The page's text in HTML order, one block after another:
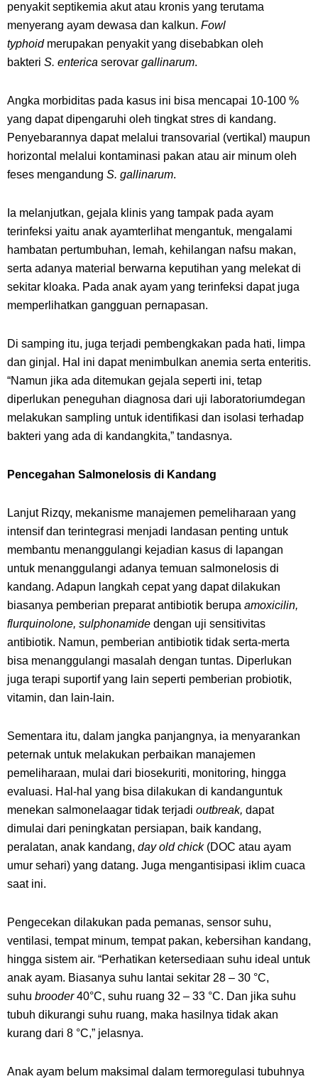
penyakit septikemia akut atau kronis yang terutama
menyerang ayam dewasa dan kalkun. Fowl
typhoidmerupakan penyakit yang disebabkan oleh
bakteri S. enterica serovar gallinarum.
Angka morbiditas pada kasus ini bisa mencapai 10-100 %
yang dapat dipengaruhi oleh tingkat stres di kandang.
Penyebarannya dapat melalui transovarial (vertikal) maupun
horizontal melalui kontaminasi pakan atau air minum oleh
feses mengandung S. gallinarum.
Ia melanjutkan, gejala klinis yang tampak pada ayam
terinfeksi yaitu anak ayamterlihat mengantuk, mengalami
hambatan pertumbuhan, lemah, kehilangan nafsu makan,
serta adanya material berwarna keputihan yang melekat di
sekitar kloaka. Pada anak ayam yang terinfeksi dapat juga
memperlihatkan gangguan pernapasan.
Di samping itu, juga terjadi pembengkakan pada hati, limpa
dan ginjal. Hal ini dapat menimbulkan anemia serta enteritis.
“Namun jika ada ditemukan gejala seperti ini, tetap
diperlukan peneguhan diagnosa dari uji laboratoriumdegan
melakukan sampling untuk identifikasi dan isolasi terhadap
bakteri yang ada di kandangkita,” tandasnya.
Pencegahan Salmonelosis di Kandang
Lanjut Rizqy, mekanisme manajemen pemeliharaan yang
intensif dan terintegrasi menjadi landasan penting untuk
membantu menanggulangi kejadian kasus di lapangan
untuk menanggulangi adanya temuan salmonelosis di
kandang. Adapun langkah cepat yang dapat dilakukan
biasanya pemberian preparat antibiotik berupa amoxicilin,
flurquinolone, sulphonamide dengan uji sensitivitas
antibiotik. Namun, pemberian antibiotik tidak serta-merta
bisa menanggulangi masalah dengan tuntas. Diperlukan
juga terapi suportif yang lain seperti pemberian probiotik,
vitamin, dan lain-lain.
Sementara itu, dalam jangka panjangnya, ia menyarankan
peternak untuk melakukan perbaikan manajemen
pemeliharaan, mulai dari biosekuriti, monitoring, hingga
evaluasi. Hal-hal yang bisa dilakukan di kandanguntuk
menekan salmonelaagar tidak terjadi outbreak, dapat
dimulai dari peningkatan persiapan, baik kandang,
peralatan, anak kandang, day old chick (DOC atau ayam
umur sehari) yang datang. Juga mengantisipasi iklim cuaca
saat ini.
Pengecekan dilakukan pada pemanas, sensor suhu,
ventilasi, tempat minum, tempat pakan, kebersihan kandang,
hingga sistem air. “Perhatikan ketersediaan suhu ideal untuk
anak ayam. Biasanya suhu lantai sekitar 28 – 30 °C,
suhu brooder40°C, suhu ruang 32 – 33 °C. Dan jika suhu
tubuh dikurangi suhu ruang, maka hasilnya tidak akan
kurang dari 8 °C,” jelasnya.
Anak ayam belum maksimal dalam termoregulasi tubuhnya